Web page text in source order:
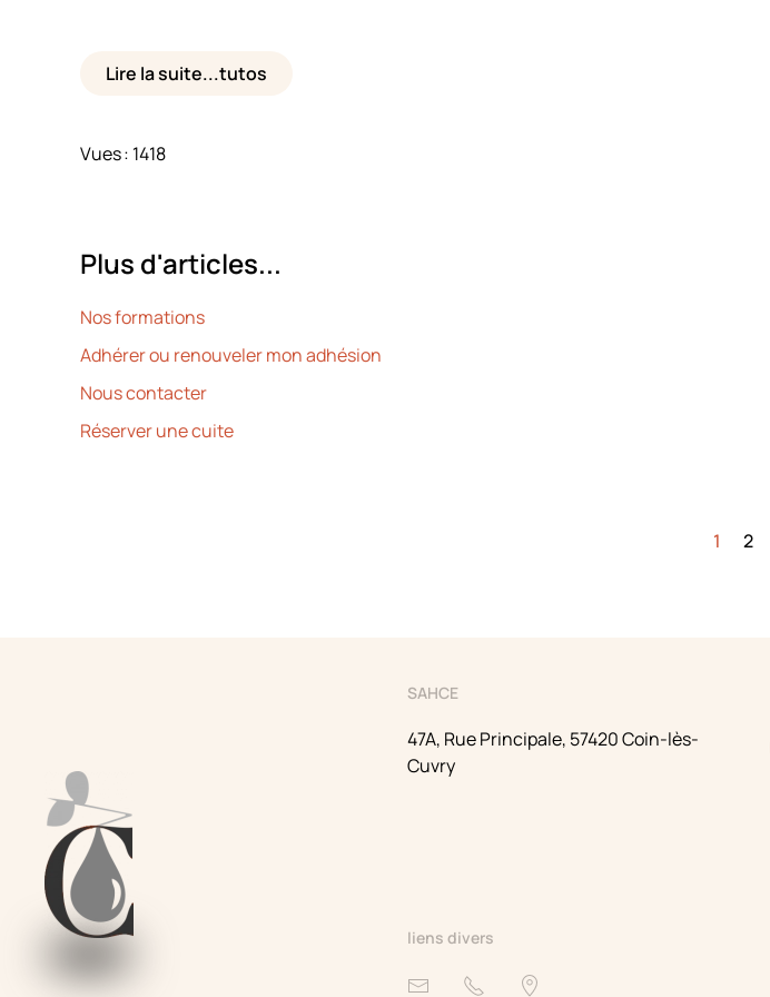
Lire la suite...tutos
Vues : 1418
Plus d'articles...
Nos formations
Adhérer ou renouveler mon adhésion
Nous contacter
Réserver une cuite
1 2
SAHCE
47A, Rue Principale, 57420 Coin-lès-
Cuvry
liens divers